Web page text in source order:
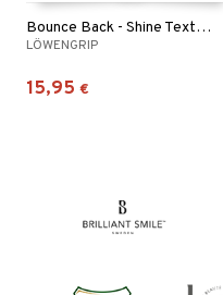
Bounce Back - Shine Texture Spray
LÖWENGRIP
15,95 €